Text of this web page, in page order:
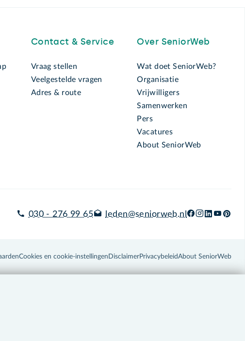
Contact & Service
Vraag stellen
Veelgestelde vragen
Adres & route
Over SeniorWeb
Wat doet SeniorWeb?
Organisatie
Vrijwilligers
Samenwerken
Pers
Vacatures
About SeniorWeb
030 - 276 99 65 leden@seniorweb.nl
Cookies en cookie-instellingen DisclaimerPrivacybeleidAbout SeniorWeb